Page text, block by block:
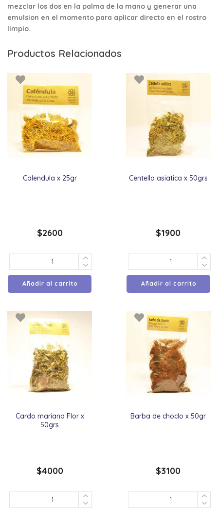
mezclar los dos en la palma de la mano y generar una
emulsion en el momento para aplicar directo en el rostro
limpio.
Productos Relacionados
Calendula x 25gr
$2600
Añadir al carrito
Centella asiatica x 50grs
$1900
Añadir al carrito
Cardo mariano Flor x
50grs
$4000
Barba de choclo x 50gr
$3100